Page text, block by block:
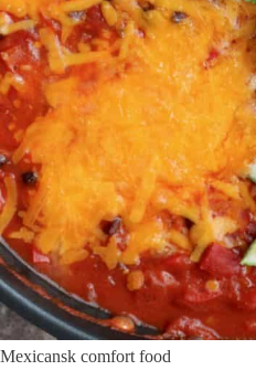
Mexicansk comfort food